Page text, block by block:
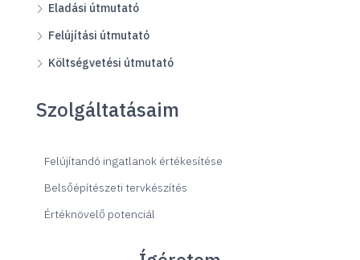
Eladási útmutató
Felújítási útmutató
Költségvetési útmutató
Szolgáltatásaim
Felújítandó ingatlanok értékesítése
Belsőépítészeti tervkészítés
Értéknövelő potenciál